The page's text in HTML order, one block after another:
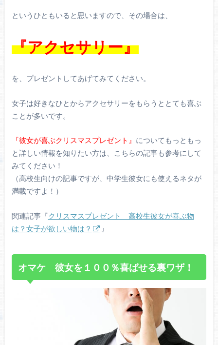
というひともいると思いますので、その場合は、
『アクセサリー』
を、プレゼントしてあげてみてください。
女子は好きなひとからアクセサリーをもらうととても喜ぶ
ことが多いです。
『彼女が喜ぶクリスマスプレゼント』 についてもっともっ
と詳しい情報を知りたい方は、こちらの記事も参考にして
みてください！
（高校生向けの記事ですが、中学生彼女にも使えるネタが
満載ですよ！）
関連記事『クリスマスプレゼント 高校生彼女が喜ぶ物
は？女子が欲しい物は？
』
オマケ 彼女を１００％喜ばせる裏ワザ！